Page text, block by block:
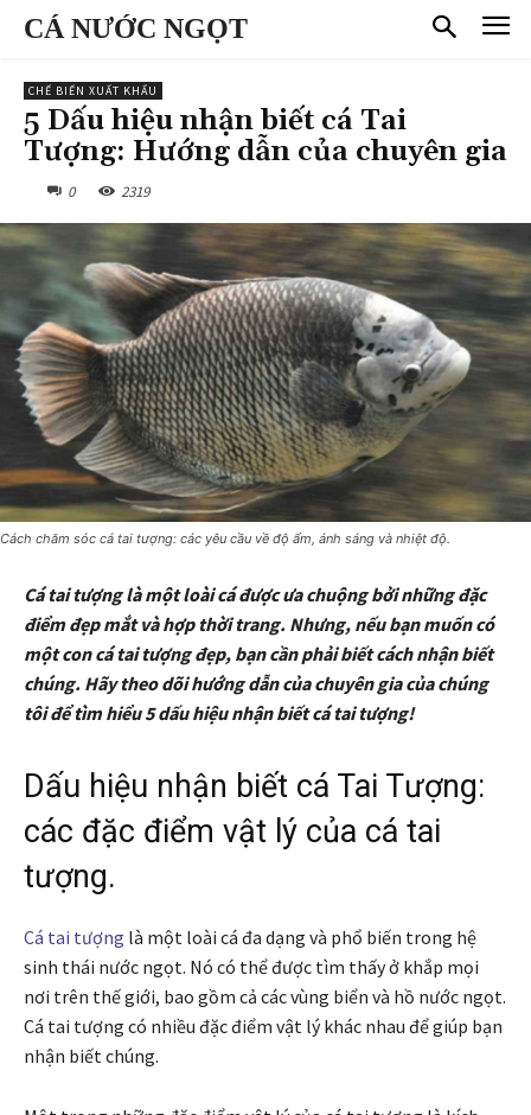
CÁ NƯỚC NGỌT
CHẾ BIẾN XUẤT KHẨU
5 Dấu hiệu nhận biết cá Tai
Tượng: Hướng dẫn của chuyên gia
0 2319
Cách chăm sóc cá tai tượng: các yêu cầu về độ ẩm, ánh sáng và nhiệt độ.
Cá tai tượng là một loài cá được ưa chuộng bởi những đặc
điểm đẹp mắt và hợp thời trang. Nhưng, nếu bạn muốn có
một con cá tai tượng đẹp, bạn cần phải biết cách nhận biết
chúng. Hãy theo dõi hướng dẫn của chuyên gia của chúng
tôi để tìm hiểu 5 dấu hiệu nhận biết cá tai tượng!
Dấu hiệu nhận biết cá Tai Tượng:
các đặc điểm vật lý của cá tai
tượng.
Cá tai tượng là một loài cá đa dạng và phổ biến trong hệ
sinh thái nước ngọt. Nó có thể được tìm thấy ở khắp mọi
nơi trên thế giới, bao gồm cả các vùng biển và hồ nước ngọt.
Cá tai tượng có nhiều đặc điểm vật lý khác nhau để giúp bạn
nhận biết chúng.